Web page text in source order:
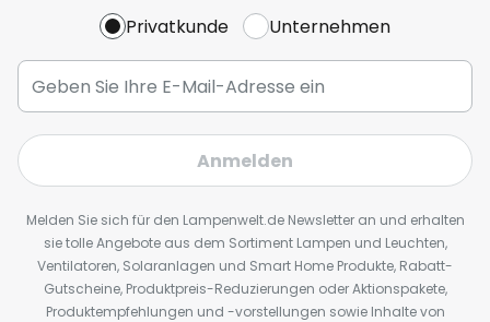
Privatkunde Unternehmen
Anmelden
Melden Sie sich für den Lampenwelt.de Newsletter an und erhalten
sie tolle Angebote aus dem Sortiment Lampen und Leuchten,
Ventilatoren, Solaranlagen und Smart Home Produkte, Rabatt-
Gutscheine, Produktpreis-Reduzierungen oder Aktionspakete,
Produktempfehlungen und -vorstellungen sowie Inhalte von